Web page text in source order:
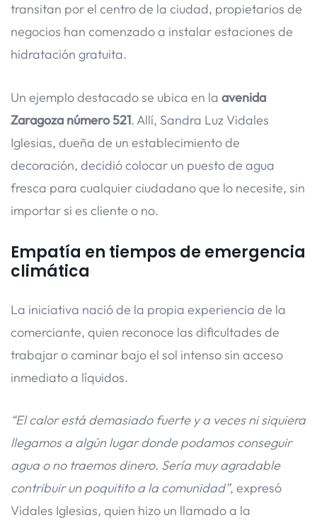
transitan por el centro de la ciudad, propietarios de
negocios han comenzado a instalar estaciones de
hidratación gratuita.
Un ejemplo destacado se ubica en la avenida
Zaragoza número 521. Allí, Sandra Luz Vidales
Iglesias, dueña de un establecimiento de
decoración, decidió colocar un puesto de agua
fresca para cualquier ciudadano que lo necesite, sin
importar si es cliente o no.
Empatía en tiempos de emergencia
climática
La iniciativa nació de la propia experiencia de la
comerciante, quien reconoce las dificultades de
trabajar o caminar bajo el sol intenso sin acceso
inmediato a líquidos.
“El calor está demasiado fuerte y a veces ni siquiera
llegamos a algún lugar donde podamos conseguir
agua o no traemos dinero. Sería muy agradable
contribuir un poquitito a la comunidad”, expresó
Vidales Iglesias, quien hizo un llamado a la